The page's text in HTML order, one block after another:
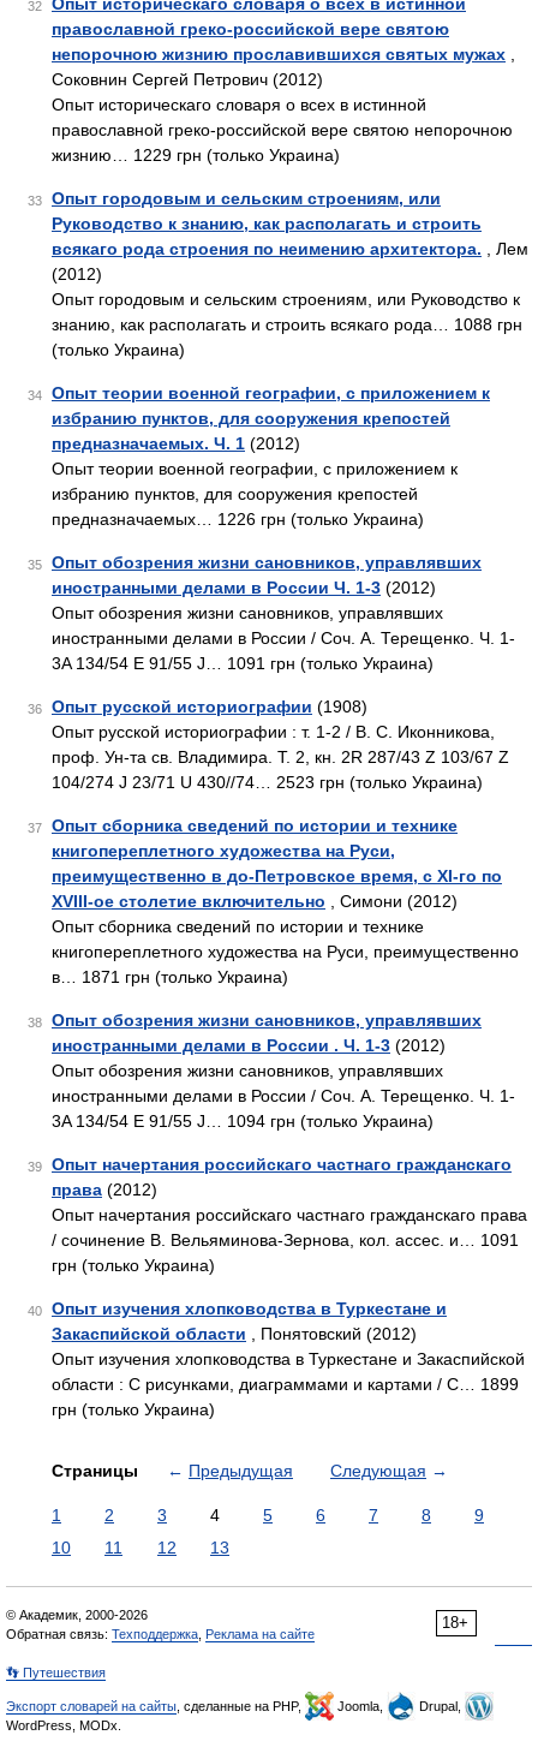
32
православной греко-российской вере святою
непорочною жизнию прославившихся святых мужах
Соковнин Сергей Петрович (2012)
Опыт историческаго словаря о всех в истинной
православной греко-российской вере святою непорочною
жизнию… 1229 грн (только Украина)
33
Опыт городовым и сельским строениям, или
Руководство к знанию, как располагать и строить
всякаго рода строения по неимению архитектора. , Лем
(2012)
Опыт городовым и сельским строениям, или Руководство к
знанию, как располагать и строить всякаго рода… 1088 грн
(только Украина)
34
Опыт теории военной географии, с приложением к
избранию пунктов, для сооружения крепостей
предназначаемых. Ч. 1 (2012)
Опыт теории военной географии, с приложением к
избранию пунктов, для сооружения крепостей
предназначаемых… 1226 грн (только Украина)
35
Опыт обозрения жизни сановников, управлявших
иностранными делами в России Ч. 1-3 (2012)
Опыт обозрения жизни сановников, управлявших
иностранными делами в России / Соч. А. Терещенко. Ч. 1-
3A 134/54 E 91/55 J… 1091 грн (только Украина)
36 Опыт русской историографии (1908)
Опыт русской историографии : т. 1-2 / В. С. Иконникова,
проф. Ун-та св. Владимира. Т. 2, кн. 2R 287/43 Z 103/67 Z
104/274 J 23/71 U 430//74… 2523 грн (только Украина)
37
Опыт сборника сведений по истории и технике
книгопереплетного художества на Руси,
преимущественно в до-Петровское время, с XI-го по
XVIII-ое столетие включительно , Симони (2012)
Опыт сборника сведений по истории и технике
книгопереплетного художества на Руси, преимущественно
в… 1871 грн (только Украина)
38
Опыт обозрения жизни сановников, управлявших
иностранными делами в России . Ч. 1-3 (2012)
Опыт обозрения жизни сановников, управлявших
иностранными делами в России / Соч. А. Терещенко. Ч. 1-
3A 134/54 E 91/55 J… 1094 грн (только Украина)
39
Опыт начертания российскаго частнаго гражданскаго
права (2012)
Опыт начертания российскаго частнаго гражданскаго права
/ сочинение В. Вельяминова-Зернова, кол. ассес. и… 1091
грн (только Украина)
40
Опыт изучения хлопководства в Туркестане и
Закаспийской области , Понятовский (2012)
Опыт изучения хлопководства в Туркестане и Закаспийской
области : С рисунками, диаграммами и картами / С… 1899
грн (только Украина)
Страницы ← Предыдущая Следующая →
1 2 3 4 5 6 7 8
9
10
11 12 13
18+
© Академик, 2000-2026
Обратная связь: Техподдержка Реклама на сайте
👣 Путешествия
Экспорт словарей на сайты , сделанные на PHP, Joomla,
Drupal,
WordPress, MODx.